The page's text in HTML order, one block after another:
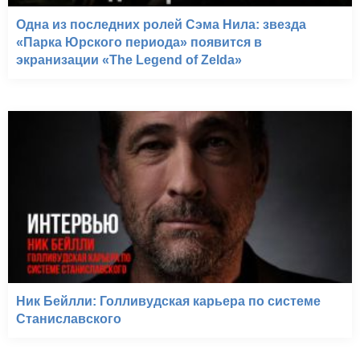
Одна из последних ролей Сэма Нила: звезда
«Парка Юрского периода» появится в
экранизации «The Legend of Zelda»
Ник Бейлли: Голливудская карьера по системе
Станиславского